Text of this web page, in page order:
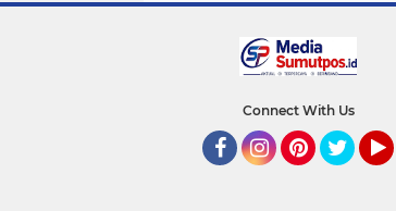
Connect With Us